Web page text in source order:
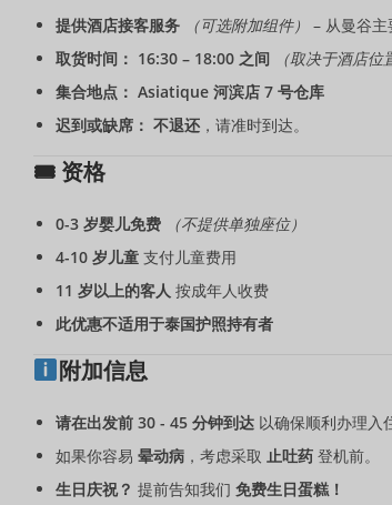
提供酒店接客服务 （可选附加组件）
– 从曼谷主
取货时间： 16:30 – 18:00 之间
（取决于酒店
集合地点： Asiatique 河滨店 7 号仓库
迟到或缺席： 不退还 ，请准时到达。
🎟 资格
0-3 岁婴儿免费
（不提供单独座位）
4-10 岁儿童 支付儿童费用
11 岁以上的客人 按成年人收费
此优惠不适用于泰国护照持有者
附加信息
请在出发前 30 - 45 分钟到达 以确保顺利办理入
如果你容易 晕动病 ，考虑采取 止吐药 登机前。
生日庆祝？ 提前告知我们 免费生日蛋糕！